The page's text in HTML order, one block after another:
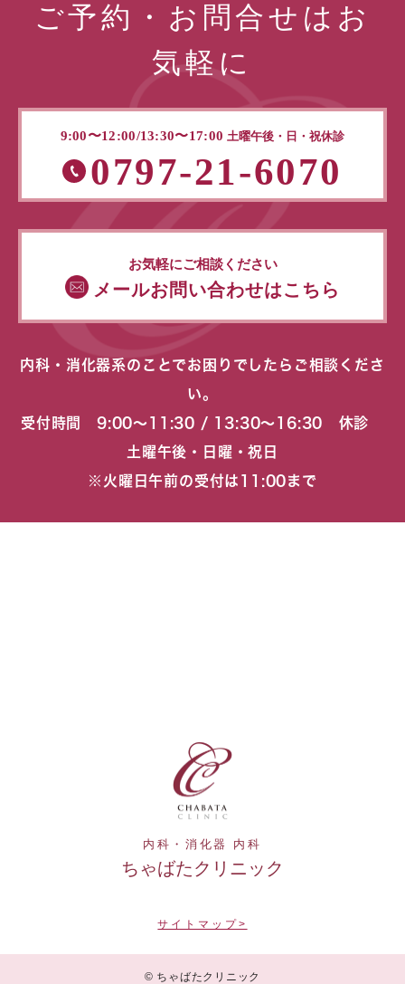
ご予約・お問合せはお
気軽に
9:00〜12:00/13:30〜17:00 土曜午後・日・祝休診
0797-21-6070
お気軽にご相談ください
メールお問い合わせはこちら
内科・消化器系のことでお困りでしたらご相談くださ
い。
受付時間 9:00〜11:30 / 13:30〜16:30 休診
土曜午後・日曜・祝日
※火曜日午前の受付は11:00まで
内科・消化器 内科
ちゃばたクリニック
サイトマップ>
© ちゃばたクリニック